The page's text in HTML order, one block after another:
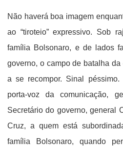
Não haverá boa imagem
ao “tiroteio” expressivo. Sob
família Bolsonaro, e de lados
governo, o campo de batalha
a se recompor. Sinal
porta-voz da comunicação,
Secretário do governo, general
Cruz, a quem está
família Bolsonaro, quando